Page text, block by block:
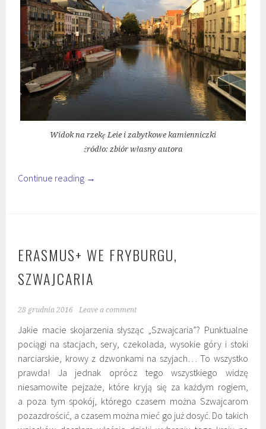
Widok na rzekę Leie i zabytkowe kamienniczki
źródło: zbiór własny autora
Continue reading →
ERASMUS+ WE FRYBURGU,
SZWAJCARIA
28 grudnia 2016 Leave a comment
Jakie macie skojarzenia słysząc „Szwajcaria”? Punktualne
pociągi na stacjach, sery, czekolada, wysokie góry i stoki
narciarskie, krowy z dzwonkami na szyjach… To wszystko
prawda! Ja jednak oprócz tego wszystkiego widzę
niesamowite pejzaże, które kryją się za każdym rogiem,
a poza tym spokój, którego czasem można Szwajcarom
pozazdrościć, a czasem można mieć go już dosyć. Do takich